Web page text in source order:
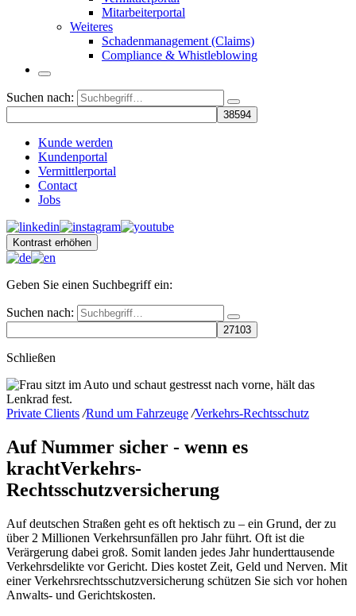
Mitarbeiterportal
Weiteres
Schadenmanagement (Claims)
Compliance & Whistleblowing
Suchen nach:
Kunde werden
Kundenportal
Vermittlerportal
Contact
Jobs
Kontrast erhöhen
Geben Sie einen Suchbegriff ein:
Suchen nach:
Schließen
Private Clients /Rund um Fahrzeuge /Verkehrs-Rechtsschutz
Auf Nummer sicher - wenn es
krachtVerkehrs-
Rechtsschutzversicherung
Auf deutschen Straßen geht es oft hektisch zu – ein Grund, der zu
über 2 Millionen Verkehrsunfällen pro Jahr führt. Oft ist die
Verärgerung dabei groß. Somit landen jedes Jahr hunderttausende
Verkehrsdelikte vor Gericht. Dies kostet Zeit, Geld und Nerven. Mit
einer Verkehrsrechtsschutzversicherung schützen Sie sich vor hohen
Anwalts- und Gerichtskosten.